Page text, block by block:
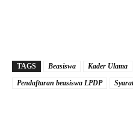
TAGS Beasiswa Kader Ulama
Pendaftaran beasiswa LPDP